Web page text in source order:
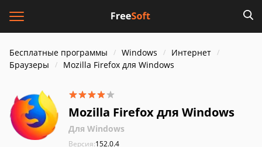
Бесплатные программы Windows
Интернет
Браузеры
Mozilla Firefox для Windows
Mozilla Firefox для Windows
Для Windows
Версия:152.0.4